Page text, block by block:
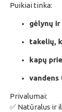
Puikiai tinka:
gėlynų ir
takelių,
kapų
Privalumai:
✅ Natūralus ir